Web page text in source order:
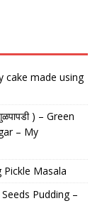
cake made using
) – Green
– My
Pickle Masala
Pudding –